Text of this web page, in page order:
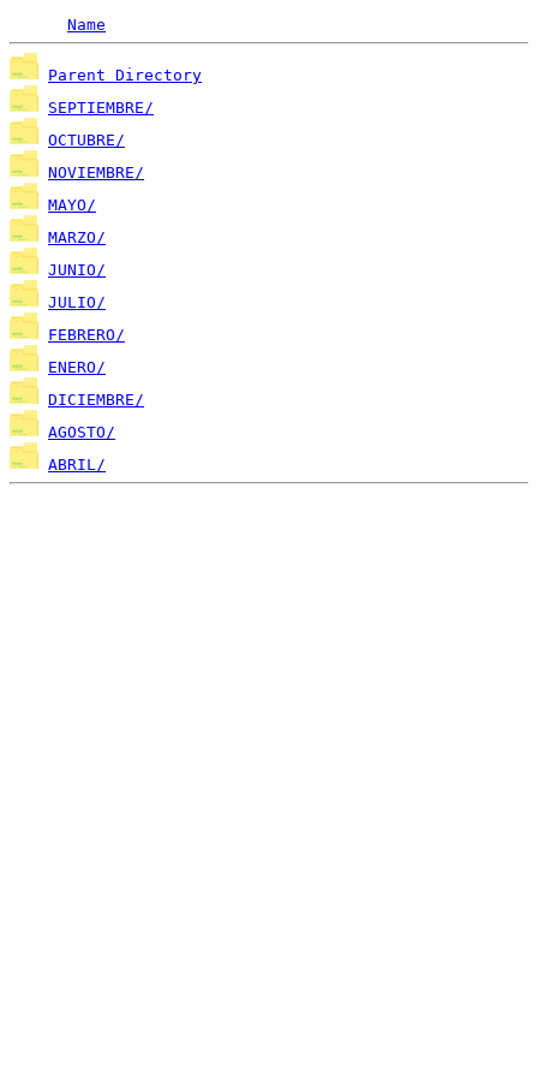
Name
Parent Directory
SEPTIEMBRE/
OCTUBRE/
NOVIEMBRE/
MAYO/
MARZO/
JUNIO/
JULIO/
FEBRERO/
ENERO/
DICIEMBRE/
AGOSTO/
ABRIL/